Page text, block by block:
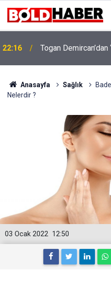
19:32 Sıcak Havalarda
Anasayfa Sağlık
Nelerdir ?
12:50
03 Ocak 2022